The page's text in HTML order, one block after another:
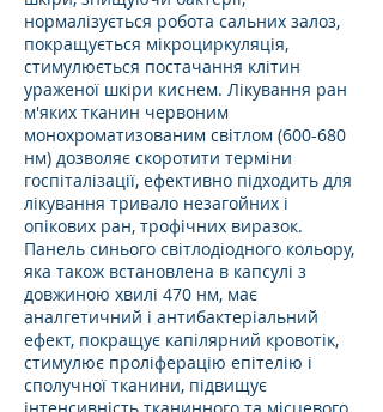
нормалізується робота сaльних залоз,
покращується мікроциркуляція,
стимулюється постачання клітин
ураженої шкіри киснем. Лікування ран
м'яких тканин червоним
монохроматизованим світлом (600-680
нм) дозволяє скоротити терміни
госпіталізації, ефективно підходить для
лікування тривало незагойних і
опікових ран, трофічних виразок.
Панель синього світлодіодного кольору,
яка також встановлена ​​в капсулі з
довжиною хвилі 470 нм, має
аналгетичний і антибактеріальний
ефект, покращує капілярний кровотік,
стимулює проліферацію епітелію і
сполучної тканини, підвищує